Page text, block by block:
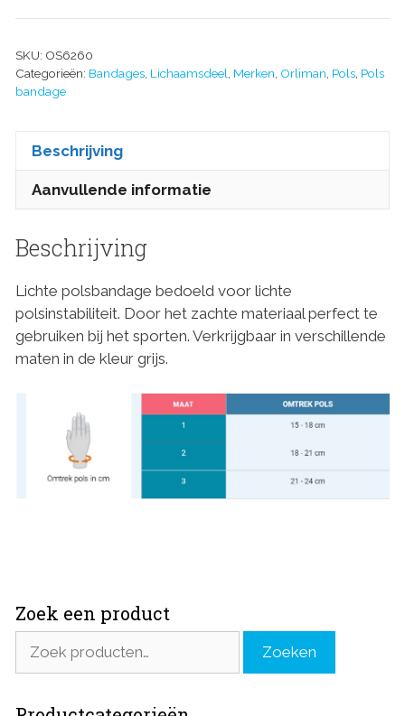
SKU: OS6260
Categorieën: Bandages Lichaamsdeel Merken Orliman Pols Pols
bandage
Beschrijving
Aanvullende informatie
Beschrijving
Lichte polsbandage bedoeld voor lichte
polsinstabiliteit. Door het zachte materiaal perfect te
gebruiken bij het sporten. Verkrijgbaar in verschillende
maten in de kleur grijs.
Zoek een product
Zoeken